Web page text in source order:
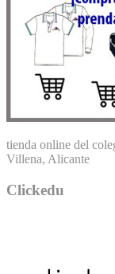
tienda online del
Villena, Alicante
Clickedu